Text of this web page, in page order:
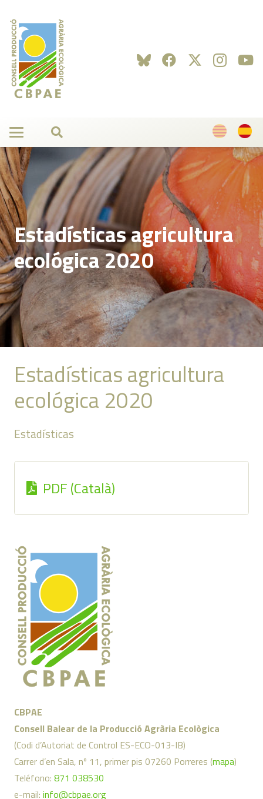
Estadísticas agricultura
ecológica 2020
Estadísticas agricultura
ecológica 2020
Estadísticas
PDF (Català)
CBPAE
Consell Balear de la Producció Agrària Ecològica
(Codi d’Autoriat de Control ES-ECO-013-IB)
Carrer d’en Sala, nº 11, primer pis 07260 Porreres (mapa)
Teléfono: 871 038530
e-mail: info@cbpae.org